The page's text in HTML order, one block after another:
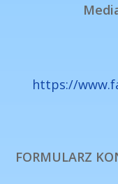
https://
FORMULARZ